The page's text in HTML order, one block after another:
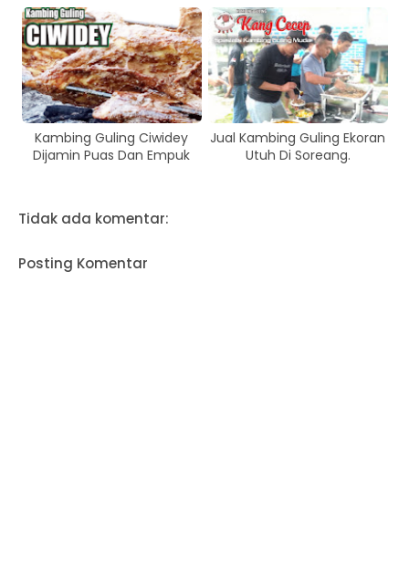
Kambing Guling Ciwidey
Dijamin Puas Dan Empuk
Jual Kambing Guling Ekoran
Utuh Di Soreang.
Tidak ada komentar:
Posting Komentar